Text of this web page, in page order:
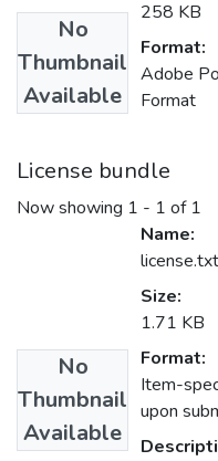
No
Thumbnail
Available
258 KB
Format:
Adobe
Format
License bundle
Now showing 1 - 1 of 1
No
Thumbnail
Available
Name:
license.txt
Size:
1.71 KB
Format:
Item-
upon